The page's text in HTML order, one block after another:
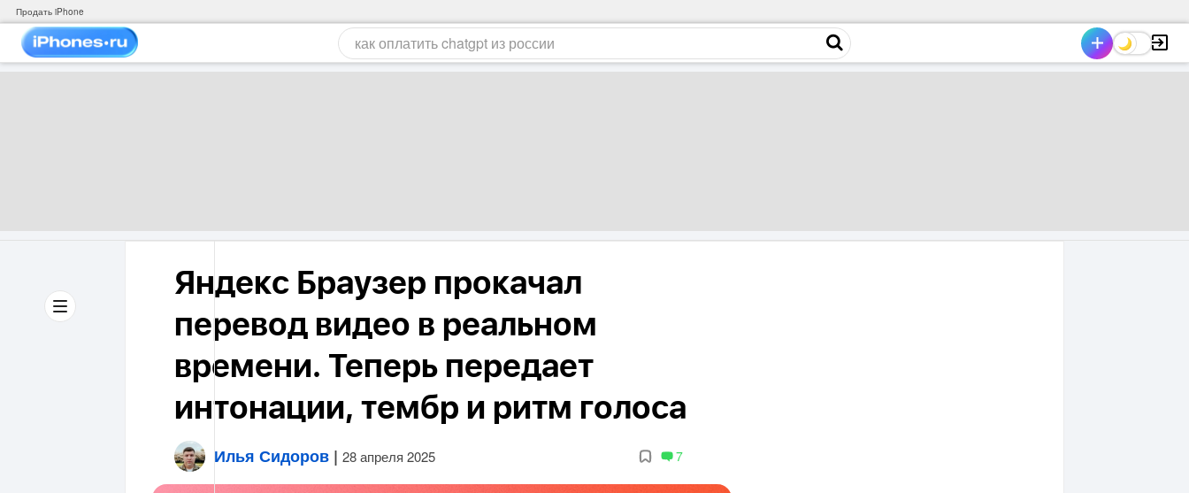
Продать iPhone
Яндекс Браузер прокачал
перевод видео в реальном
времени. Теперь передает
интонации, тембр и ритм голоса
Илья Сидоров | 28 апреля 2025 7